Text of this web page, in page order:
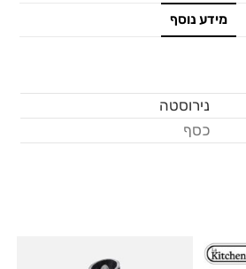
מידע נוסף
נירוסטה
כסף